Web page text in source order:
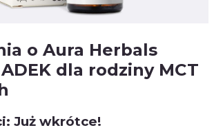
o Aura Herbals
dla rodziny MCT
Już wkrótce!